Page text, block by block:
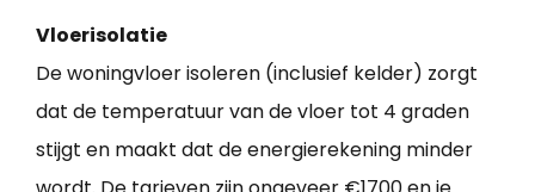
Vloerisolatie
De woningvloer isoleren (inclusief kelder) zorgt
dat de temperatuur van de vloer tot 4 graden
stijgt en maakt dat de energierekening minder